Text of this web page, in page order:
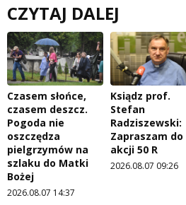
CZYTAJ DALEJ
Czasem słońce,
czasem deszcz.
Pogoda nie
oszczędza
pielgrzymów na
szlaku do Matki
Bożej
2026.08.07 14:37
Ksiądz prof.
Stefan
Radziszewski:
Zapraszam do
akcji 50 R
2026.08.07 09:26